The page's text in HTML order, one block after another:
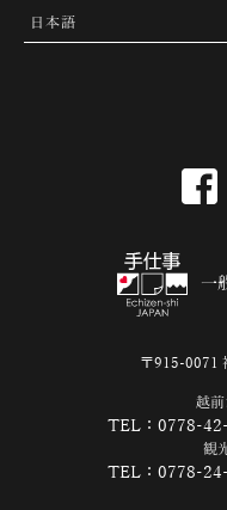
一
〒915-0071
越
TEL：0778-
観
TEL：0778-